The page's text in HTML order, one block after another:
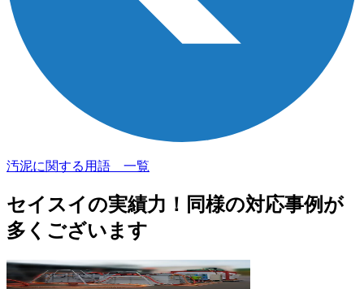
汚泥に関する用語 一覧
セイスイの実績力！ 同様の対応事例が
多くございます